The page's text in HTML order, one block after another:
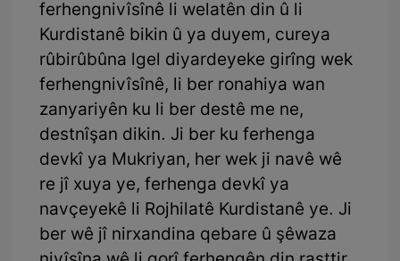
ferhengnivîsînê li welatên din û li
Kurdistanê bikin û ya duyem, cureya
rûbirûbûna lgel diyardeyeke girîng wek
ferhengnivîsînê, li ber ronahiya wan
zanyariyên ku li ber destê me ne,
destnîşan dikin. Ji ber ku ferhenga
devkî ya Mukriyan, her wek ji navê wê
re jî xuya ye, ferhenga devkî ya
navçeyekê li Rojhilatê Kurdistanê ye. Ji
ber wê jî nirxandina qebare û şêwaza